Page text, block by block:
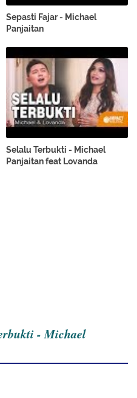
Sepasti Fajar - Michael
Panjaitan
Selalu Terbukti - Michael
Panjaitan feat Lovanda
- Michael